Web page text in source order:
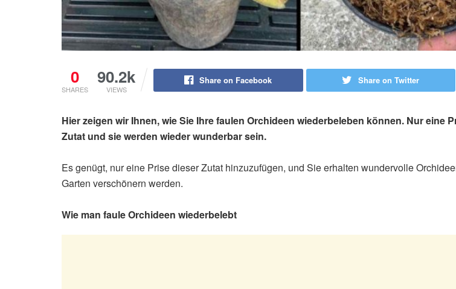
0
SHARES
90.2k
VIEWS
Share on Facebook Share on Twitter
Hier zeigen wir Ihnen, wie Sie Ihre faulen Orchideen wiederbeleben können. Nur eine
Zutat und sie werden wieder wunderbar sein.
Es genügt, nur eine Prise dieser Zutat hinzuzufügen, und Sie erhalten wundervolle
Garten verschönern werden.
Wie man faule Orchideen wiederbelebt